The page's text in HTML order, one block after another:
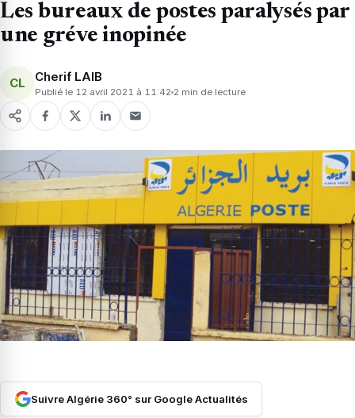
Les bureaux de postes paralysés par
une gréve inopinée
CL Cherif LAIB
Publié le 12 avril 2021 à 11:42 2 min de lecture
Suivre Algérie 360° sur Google Actualités